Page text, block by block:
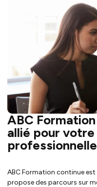
ABC
allié pour
professionnelle
ABC Formation continue
propose des parcours sur